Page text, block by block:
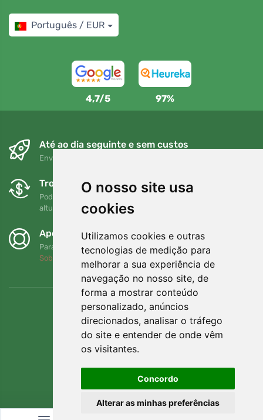
O nosso site usa
cookies
Utilizamos cookies e outras
tecnologias de medição para
melhorar a sua experiência de
navegação no nosso site, de
forma a mostrar conteúdo
personalizado, anúncios
direcionados, analisar o tráfego
do site e entender de onde vêm
os visitantes.
Concordo
Alterar as minhas preferências
Português / EUR
4,7/5 97%
Até ao dia seguinte e sem custos
Envio gratuito para encomendas superiores a 80 EUR
Trocas e devoluções gratuitas
Pode devolver ou trocar a sua encomenda em qualquer
altura no prazo de 90 dias
Apoiamos a Trees.org
Para cada encomenda plantamos uma árvore! Leia mais
Sobre nós